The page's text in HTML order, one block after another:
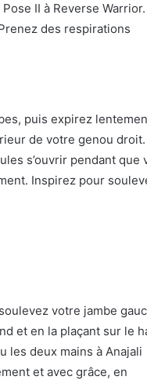
II à Reverse Warrior.
des respirations
puis expirez
de votre genou droit.
s’ouvrir pendant que
Inspirez pour
votre jambe
et en la plaçant sur le
les deux mains à Anajali
et avec grâce, en